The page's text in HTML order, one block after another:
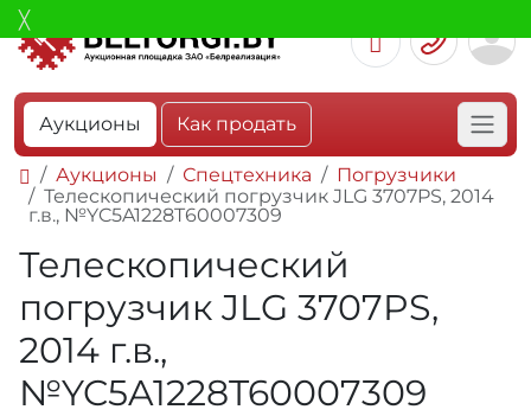
Аукционы Как продать
Аукционы Спецтехника
Погрузчики
Телескопический погрузчик JLG 3707PS, 2014
г.в., №YC5A1228T60007309
Телескопический
погрузчик JLG 3707PS,
2014 г.в.,
№YC5A1228T60007309